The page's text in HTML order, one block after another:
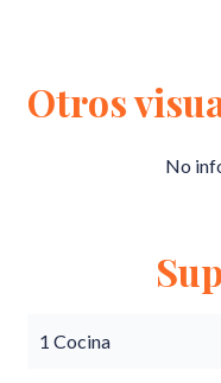
Otros
No
1 Cocina